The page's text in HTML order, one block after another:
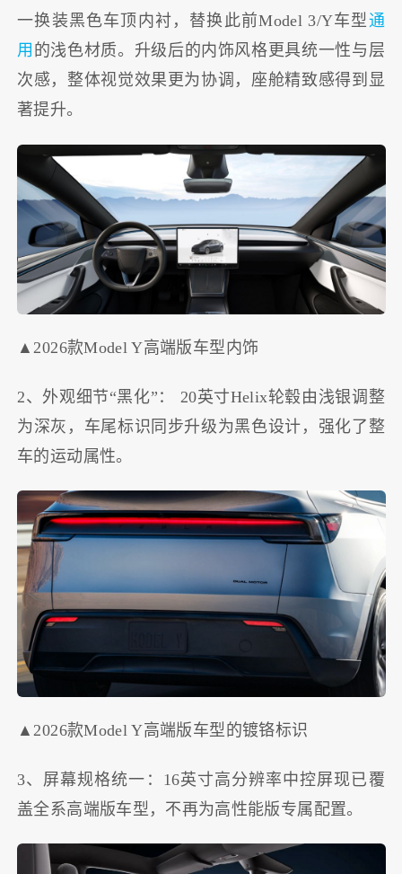
一换装黑色车顶内衬，替换此前Model 3/Y车型通
用 的浅色材质。升级后的内饰风格更具统一性与层
次感，整体视觉效果更为协调，座舱精致感得到显
著提升。
▲2026款Model Y高端版车型内饰
2、外观细节“黑化”： 20英寸Helix轮毂由浅银调整
为深灰，车尾标识同步升级为黑色设计，强化了整
车的运动属性。
▲2026款Model Y高端版车型的镀铬标识
3、屏幕规格统一：16英寸高分辨率中控屏现已覆
盖全系高端版车型，不再为高性能版专属配置。